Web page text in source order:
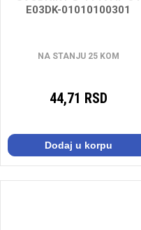
E03DK-01010100301
NA STANJU 25 KOM
44,71 RSD
Dodaj u korpu